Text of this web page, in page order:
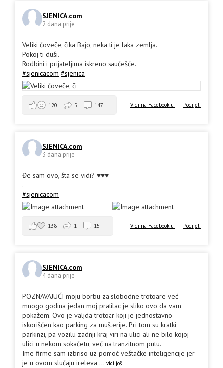
SJENICA.com
2 dana prije
Veliki čoveče, čika Bajo, neka ti je laka zemlja.
Pokoj ti duši.
Rodbini i prijateljima iskreno saučešće.
#sjenicacom #sjenica
Vidi na Facebook-u · Podijeli
120 5 147
SJENICA.com
3 dana prije
Đe sam ovo, šta se vidi? ♥️♥️♥️
.
#sjenicacom
Vidi na Facebook-u · Podijeli
138 1 15
SJENICA.com
4 dana prije
POZNAVAJUĆI moju borbu za slobodne trotoare već
mnogo godina jedan moj pratilac je sliko ovo da vam
pokažem. Ovo je valjda trotoar koji je jednostavno
iskorišćen kao parking za mušterije. Pri tom su kratki
parkinzi, pa vozilu zadnji kraj viri na ulici ali ne bilo kojoj
ulici u nekom sokačetu, već na tranzitnom putu.
Ime firme sam izbriso uz pomoć veštačke inteligencije jer
je u ovom slučaju ireleva ... vidi još